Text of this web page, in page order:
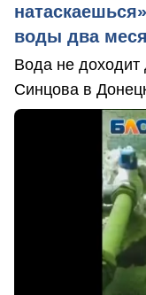
воды два
Вода не доходит
Синцова в